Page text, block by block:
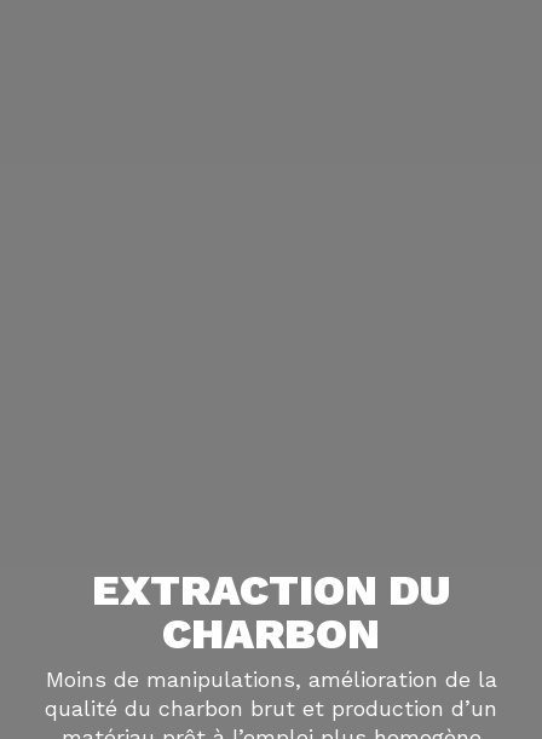
EXTRACTION DU
CHARBON
Moins de manipulations, amélioration de la
qualité du charbon brut et production d’un